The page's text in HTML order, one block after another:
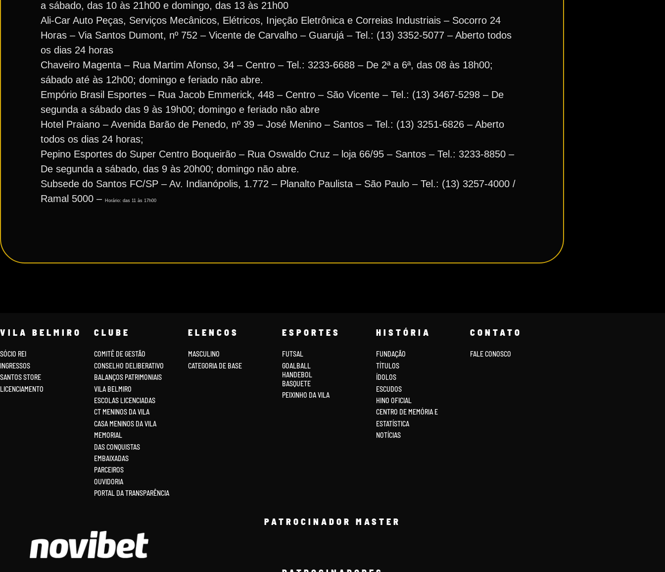
a sábado, das 10 às 21h00 e domingo, das 13 às 21h00
Ali-Car Auto Peças, Serviços Mecânicos, Elétricos, Injeção Eletrônica e Correias Industriais – Socorro 24
Horas – Via Santos Dumont, nº 752 – Vicente de Carvalho – Guarujá – Tel.: (13) 3352-5077 – Aberto todos
os dias 24 horas
Chaveiro Magenta – Rua Martim Afonso, 34 – Centro – Tel.: 3233-6688 – De 2ª a 6ª, das 08 às 18h00;
sábado até às 12h00; domingo e feriado não abre.
Empório Brasil Esportes – Rua Jacob Emmerick, 448 – Centro – São Vicente – Tel.: (13) 3467-5298 – De
segunda a sábado das 9 às 19h00; domingo e feriado não abre
Hotel Praiano – Avenida Barão de Penedo, nº 39 – José Menino – Santos – Tel.: (13) 3251-6826 – Aberto
todos os dias 24 horas;
Pepino Esportes do Super Centro Boqueirão – Rua Oswaldo Cruz – loja 66/95 – Santos – Tel.: 3233-8850 –
De segunda a sábado, das 9 às 20h00; domingo não abre.
Subsede do Santos FC/SP – Av. Indianópolis, 1.772 – Planalto Paulista – São Paulo – Tel.: (13) 3257-4000 /
Ramal 5000 – Horário: das 11 às 17h00
VILA BELMIRO
SÓCIO REI
INGRESSOS
SANTOS STORE
LICENCIAMENTO
CLUBE
COMITÊ DE GESTÃO
CONSELHO DELIBERATIVO
BALANÇOS PATRIMONIAIS
VILA BELMIRO
ESCOLAS LICENCIADAS
CT MENINOS DA VILA
CASA MENINOS DA VILA
MEMORIAL
DAS CONQUISTAS
EMBAIXADAS
PARCEIROS
OUVIDORIA
PORTAL DA TRANSPARÊNCIA
ELENCOS
MASCULINO
CATEGORIA DE BASE
ESPORTES
FUTSAL
GOALBALL
HANDEBOL
BASQUETE
PEIXINHO DA VILA
HISTÓRIA
FUNDAÇÃO
TÍTULOS
ÍDOLOS
ESCUDOS
HINO OFICIAL
CENTRO DE MEMÓRIA E
ESTATÍSTICA
NOTÍCIAS
CONTATO
FALE CONOSCO
PATROCINADOR MASTER